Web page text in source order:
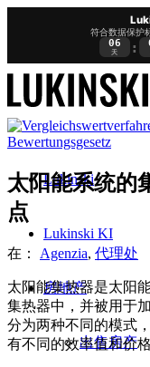
符合数据保护
06
天 :
Lukinski
Lukinski KI
房地产
出售房产
太阳能系统的
点
在： Agenzia, 代理处
太阳能集热器是太阳
集热器中，并被用于
分为两种不同的模式
有不同的效率值和价